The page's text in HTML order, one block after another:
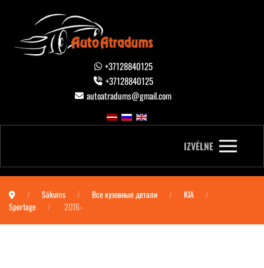
+37128840125
+37128840125
autoatradums@gmail.com
IZVĒLNE
Sākums Все кузовные детали
KIA
Sportage
2016-